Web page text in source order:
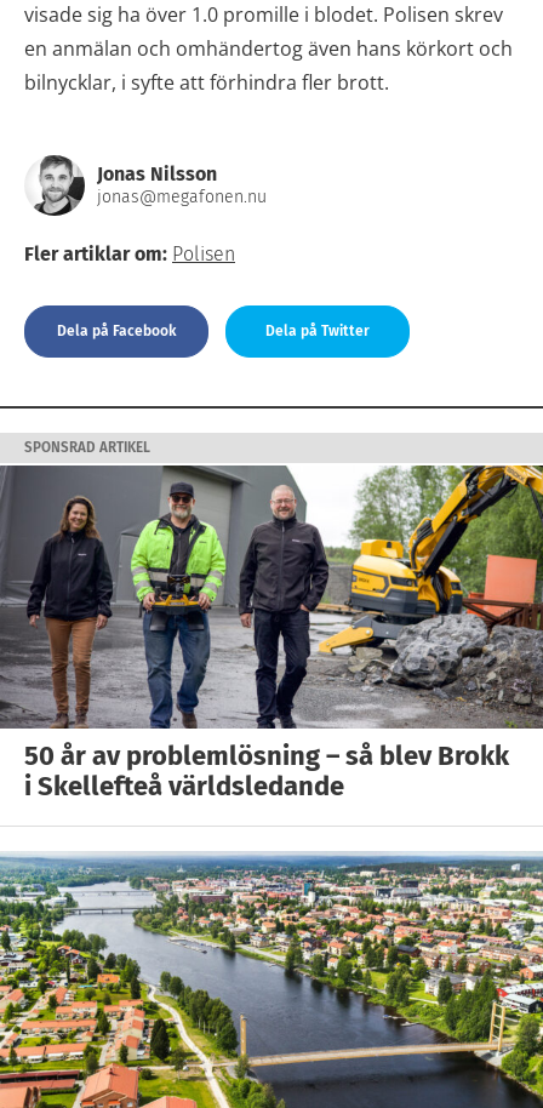
visade sig ha över 1.0 promille i blodet. Polisen skrev
en anmälan och omhändertog även hans körkort och
bilnycklar, i syfte att förhindra fler brott.
Jonas Nilsson
jonas@megafonen.nu
Fler artiklar om: Polisen
Dela på Facebook Dela på Twitter
SPONSRAD ARTIKEL
50 år av problemlösning – så blev Brokk
i Skellefteå världsledande